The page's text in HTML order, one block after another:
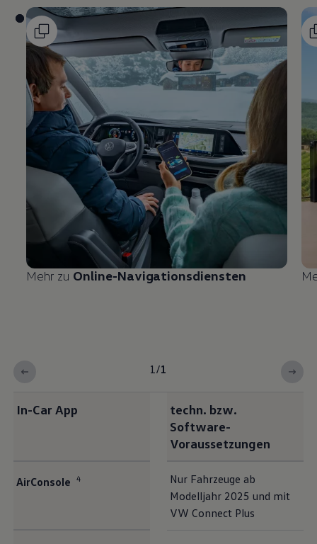
Mehr zu Online-Navigationsdiensten
1 /1
In-Car App
techn. bzw.
Software-
Voraussetzungen
AirConsole 4
Nur Fahrzeuge ab
Modelljahr 2025 und mit
VW Connect Plus